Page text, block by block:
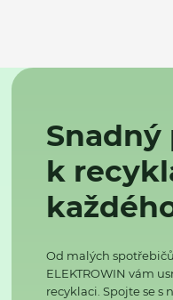
k
Od malých
ELEKTROWIN vám
recyklaci. Spojte se